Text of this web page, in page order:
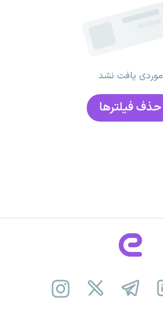
موردی یافت نشد
حذف فیلتر‌ها